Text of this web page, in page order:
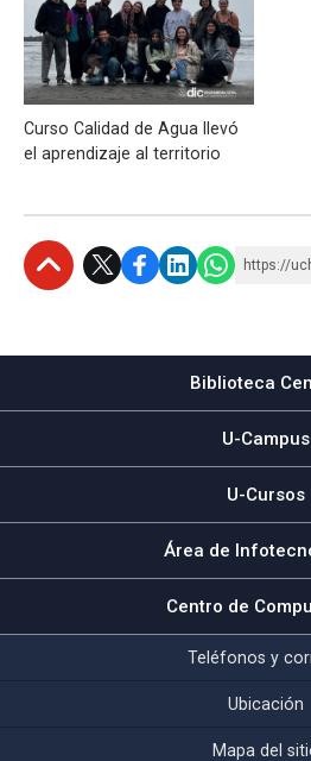
Curso Calidad de Agua llevó
el aprendizaje al territorio
https://
Biblioteca
U-Campus
U-Cursos
Área de
Centro de
Teléfonos y
Ubicación
Mapa del